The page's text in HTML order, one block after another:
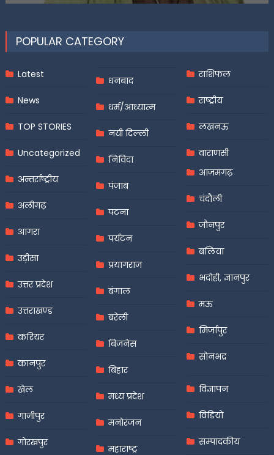
POPULAR CATEGORY
Latest
News
TOP STORIES
Uncategorized
अन्तर्राष्ट्रीय
अलीगढ़
आगरा
उड़ीसा
उत्तर प्रदेश
उत्तराखण्ड
करियर
कानपुर
खेल
गाजीपुर
गोरखपुर
धनबाद
धर्म/आध्यात्म
नयी दिल्ली
निविदा
पंजाब
पटना
पर्यटन
प्रयागराज
बंगाल
बरेली
बिजनेस
बिहार
मध्य प्रदेश
मनोरंजन
महाराष्ट्र
राशिफल
राष्ट्रीय
लखनऊ
वाराणसी
आज़मगढ़
चंदौली
जौनपुर
बलिया
भदोही, ज्ञानपुर
मऊ
मिर्जापुर
सोनभद्र
विज्ञापन
विडियो
सम्पादकीय